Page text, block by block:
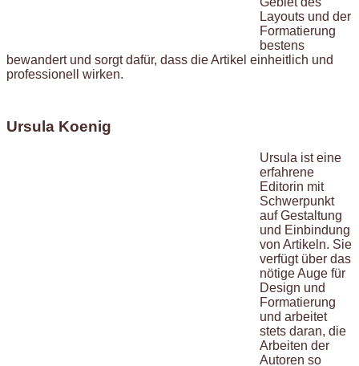
Layouts und der
Formatierung
bestens
bewandert und sorgt dafür, dass die Artikel einheitlich und
professionell wirken.
Ursula Koenig
Ursula ist eine
erfahrene
Editorin mit
Schwerpunkt
auf Gestaltung
und Einbindung
von Artikeln. Sie
verfügt über das
nötige Auge für
Design und
Formatierung
und arbeitet
stets daran, die
Arbeiten der
Autoren so